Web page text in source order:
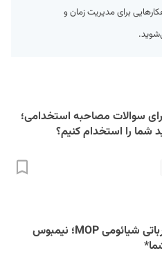
برای مدیریت زمان و
سوالات مصاحبه استخدامی؛
شما را استخدام کنیم؟
بررسی جاروبرقی رباتی شیائومی MOP؛ نیمبوس